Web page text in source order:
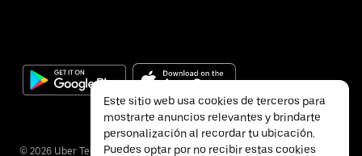
© 2026 Uber Technologies Inc.
Este sitio web usa cookies de terceros para
mostrarte anuncios relevantes y brindarte
personalización al recordar tu ubicación.
Puedes optar por no recibir estas cookies